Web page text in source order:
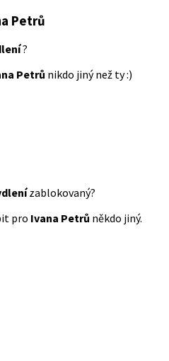
Petrů
?
Petrů nikdo jiný než ty :)
zablokovaný?
pro Ivana Petrů někdo jiný.